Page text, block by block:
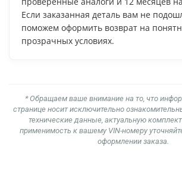
Если заказанная деталь вам не
поможем оформить возврат на
прозрачных условиях.
* Обращаем ваше внимание на то, что
странице носит исключительно
технические данные, актуальную
применимость к вашему VIN-номеру
оформлении заказа.